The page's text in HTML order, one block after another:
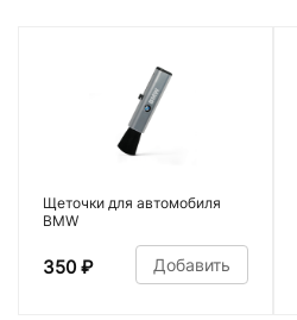
Щеточки для автомобиля
BMW
350 ₽ Добавить